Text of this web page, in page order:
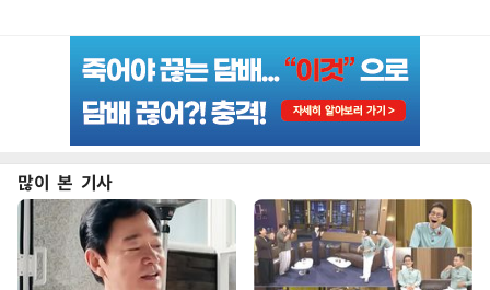
많이 본 기사